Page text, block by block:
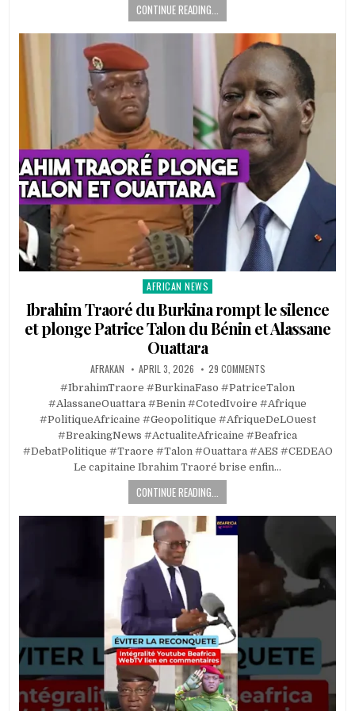
CONTINUE READING...
Posted
in
AFRICAN NEWS
Ibrahim Traoré du Burkina rompt le silence
et plonge Patrice Talon du Bénin et Alassane
Ouattara
AFRAKAN APRIL 3, 2026 29 COMMENTS
#IbrahimTraore #BurkinaFaso #PatriceTalon
#AlassaneOuattara #Benin #CotedIvoire #Afrique
#PolitiqueAfricaine #Geopolitique #AfriqueDeLOuest
#BreakingNews #ActualiteAfricaine #Beafrica
#DebatPolitique #Traore #Talon #Ouattara #AES #CEDEAO
Le capitaine Ibrahim Traoré brise enfin…
CONTINUE READING...